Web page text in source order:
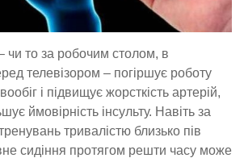
чи то за робочим столом, в
телевізором – погіршує роботу
і підвищує жорсткість артерій,
ймовірність інсульту. Навіть за
тривалістю близько пів
сидіння протягом решти часу може